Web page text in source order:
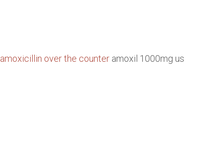
amoxicillin over the counter amoxil 1000mg us